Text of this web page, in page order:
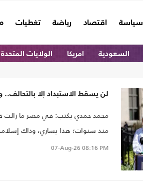
سياسة اقتصاد رياضة تغطيات
السعودية امريكا الولايات المتحدة
لن يسقط الاستبداد إلا
محمد حمدي يكتب: في
منذ سنوات؛ هذا يساري، وذاك
علماني. كل فريق يعتقد أنه يمتلك
07-Aug-26 08:16 PM